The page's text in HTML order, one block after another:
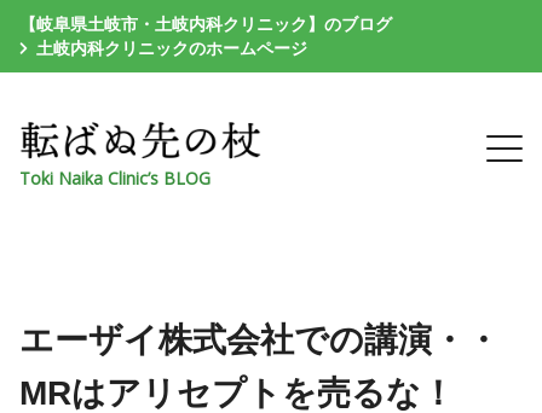
【岐阜県土岐市・土岐内科クリニック】のブログ
土岐内科クリニックのホームページ
Toki Naika Clinic’s BLOG
エーザイ株式会社での講演・・
MRはアリセプトを売るな！